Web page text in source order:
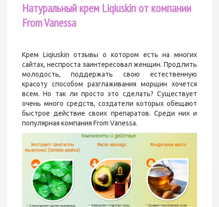
Натуральныйкрем Liqiuskin от компании
FromVanessa
Крем Liqiuskin отзывы о котором есть на многих
сайтах, неспроста заинтересовал женщин. Продлить
молодость, поддержать свою естественную
красоту способом разглаживания морщин хочется
всем. Но так ли просто это сделать? Существует
очень много средств, создатели которых обещают
быстрое действие своих препаратов. Среди них и
популярная компания From Vanessa.